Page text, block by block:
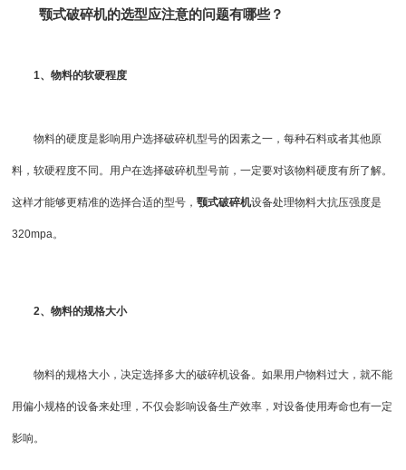
颚式破碎机的选型应注意的问题有哪些？
1、物料的软硬程度
物料的硬度是影响用户选择破碎机型号的因素之一，每种石料或者其他原
料，软硬程度不同。用户在选择破碎机型号前，一定要对该物料硬度有所了解。
这样才能够更精准的选择合适的型号，颚式破碎机设备处理物料大抗压强度是
320mpa。
2、物料的规格大小
物料的规格大小，决定选择多大的破碎机设备。如果用户物料过大，就不能
用偏小规格的设备来处理，不仅会影响设备生产效率，对设备使用寿命也有一定
影响。